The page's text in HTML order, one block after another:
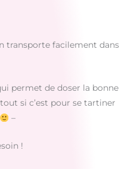
transporte facilement dans
permet de doser la bonne
si c’est pour se tartiner
–
!